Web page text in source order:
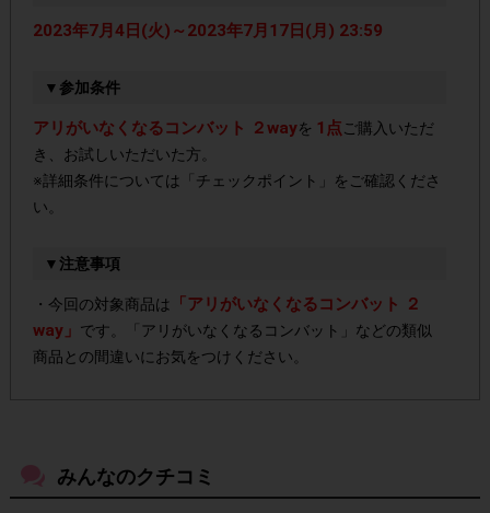
2023年7月4日(火)～2023年7月17日(月) 23:59
▼参加条件
アリがいなくなるコンバット ２wayを 1点 ご購入いただ
き、お試しいただいた方。
※詳細条件については「チェックポイント」をご確認くださ
い。
▼注意事項
・今回の対象商品は
「アリがいなくなるコンバット ２
way」 です。「アリがいなくなるコンバット」などの類似
商品との間違いにお気をつけください。
・店舗によって取扱いのない場合があります。予めご了承く
みんなのクチコミ